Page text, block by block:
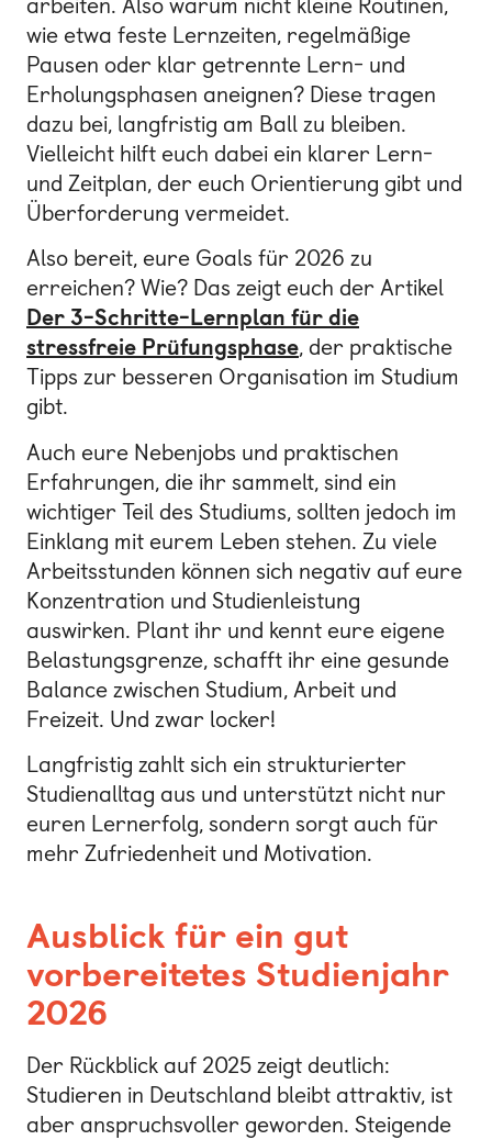
wie etwa feste Lernzeiten, regelmäßige
Pausen oder klar getrennte Lern- und
Erholungsphasen aneignen? Diese tragen
dazu bei, langfristig am Ball zu bleiben.
Vielleicht hilft euch dabei ein klarer Lern-
und Zeitplan, der euch Orientierung gibt und
Überforderung vermeidet.
Also bereit, eure Goals für 2026 zu
erreichen? Wie? Das zeigt euch der Artikel
Der 3-Schritte-Lernplan für die
stressfreie Prüfungsphase, der praktische
Tipps zur besseren Organisation im Studium
gibt.
Auch eure Nebenjobs und praktischen
Erfahrungen, die ihr sammelt, sind ein
wichtiger Teil des Studiums, sollten jedoch im
Einklang mit eurem Leben stehen. Zu viele
Arbeitsstunden können sich negativ auf eure
Konzentration und Studienleistung
auswirken. Plant ihr und kennt eure eigene
Belastungsgrenze, schafft ihr eine gesunde
Balance zwischen Studium, Arbeit und
Freizeit. Und zwar locker!
Langfristig zahlt sich ein strukturierter
Studienalltag aus und unterstützt nicht nur
euren Lernerfolg, sondern sorgt auch für
mehr Zufriedenheit und Motivation.
Ausblick für ein gut
vorbereitetes Studienjahr
2026
Der Rückblick auf 2025 zeigt deutlich:
Studieren in Deutschland bleibt attraktiv, ist
aber anspruchsvoller geworden. Steigende